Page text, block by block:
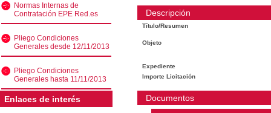
Normas Internas de
Contratación EPE Red.es
Pliego Condiciones
Generales desde 12/11/2013
Pliego Condiciones
Generales hasta 11/11/2013
Enlaces de interés
Descripción
Título/Resumen
Objeto
Expediente
Importe Licitación
Documentos